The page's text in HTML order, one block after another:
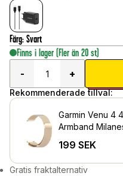
Färg: Svart
Finns i lager (Fler än 20 st)
-
+
Rekommenderade tillval:
Garmin Venu 4
Armband
199 SEK
Gratis fraktalternativ